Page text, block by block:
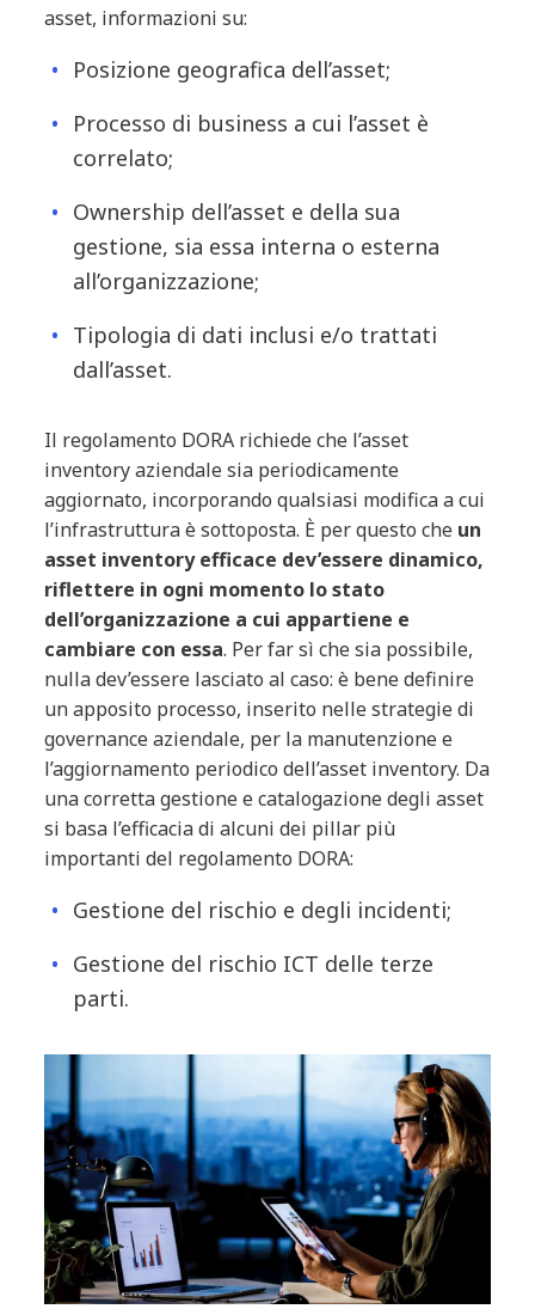
asset, informazioni su:
Posizione geografica dell’asset;
Processo di business a cui l’asset è
correlato;
Ownership dell’asset e della sua
gestione, sia essa interna o esterna
all’organizzazione;
Tipologia di dati inclusi e/o trattati
dall’asset.
Il regolamento DORA richiede che l’asset
inventory aziendale sia periodicamente
aggiornato, incorporando qualsiasi modifica a cui
l’infrastruttura è sottoposta. È per questo che un
asset inventory efficace dev’essere dinamico,
riflettere in ogni momento lo stato
dell’organizzazione a cui appartiene e
cambiare con essa. Per far sì che sia possibile,
nulla dev’essere lasciato al caso: è bene definire
un apposito processo, inserito nelle strategie di
governance aziendale, per la manutenzione e
l’aggiornamento periodico dell’asset inventory. Da
una corretta gestione e catalogazione degli asset
si basa l’efficacia di alcuni dei pillar più
importanti del regolamento DORA:
Gestione del rischio e degli incidenti;
Gestione del rischio ICT delle terze
parti.